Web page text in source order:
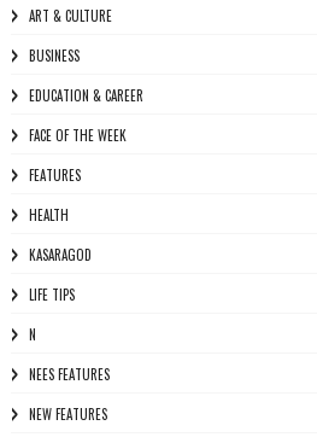
ART & CULTURE
BUSINESS
EDUCATION & CAREER
FACE OF THE WEEK
FEATURES
HEALTH
KASARAGOD
LIFE TIPS
N
NEES FEATURES
NEW FEATURES